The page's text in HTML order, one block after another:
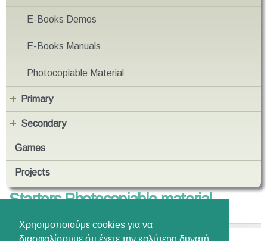
Χρησιμοποιούμε cookies για να
E-Books Demos
E-Books Manuals
Photocopiable Material
Primary
Secondary
Games
Projects
Starters Photocopiable material